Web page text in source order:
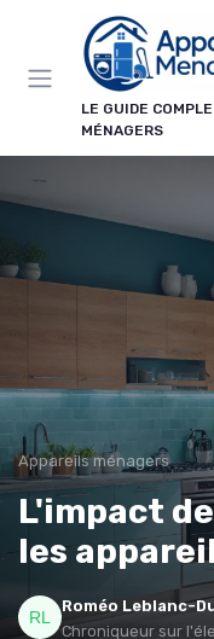
LE GUIDE
MÉNAGERS
Appareils ménagers
L'impact
les
Roméo Leblanc-
Chroniqueur sur
* En m'inscrivant,
d'Appareils
Panneau de gestion